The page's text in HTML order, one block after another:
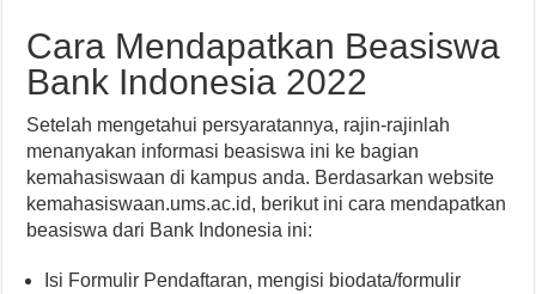
Cara Mendapatkan Beasiswa
Bank Indonesia 2022
Setelah mengetahui persyaratannya, rajin-rajinlah
menanyakan informasi beasiswa ini ke bagian
kemahasiswaan di kampus anda. Berdasarkan website
kemahasiswaan.ums.ac.id, berikut ini cara mendapatkan
beasiswa dari Bank Indonesia ini:
Isi Formulir Pendaftaran, mengisi biodata/formulir